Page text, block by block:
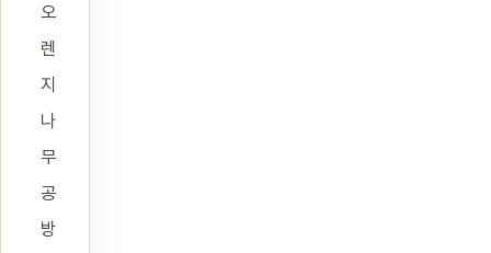
오
렌
지
나
무
공
방